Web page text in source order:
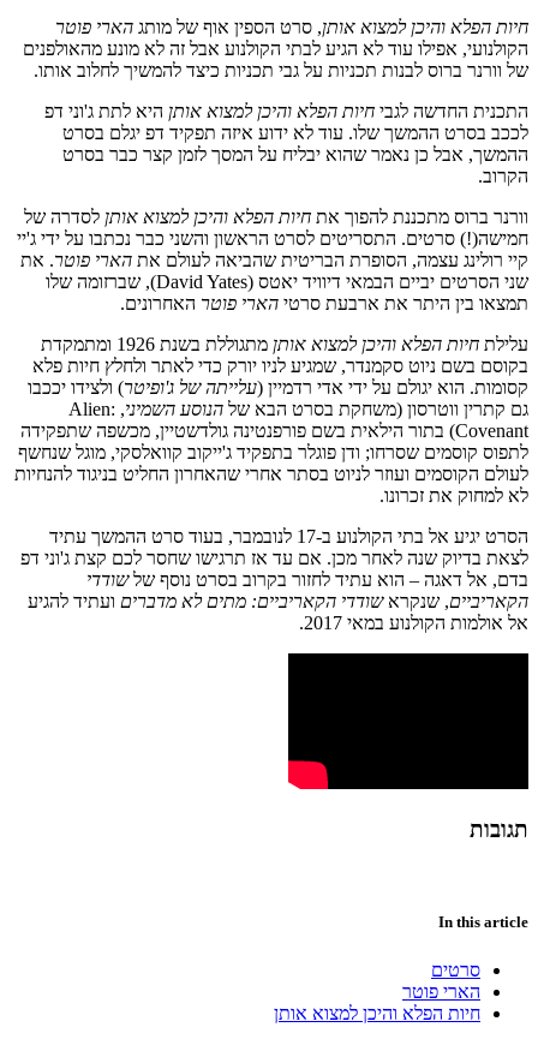
חיות הפלא והיכן למצוא אותן, סרט הספין אוף של מותג הארי פוטר
הקולנועי, אפילו עוד לא הגיע לבתי הקולנוע אבל זה לא מונע מהאולפנים
של וורנר ברוס לבנות תכניות על גבי תכניות כיצד להמשיך לחלוב אותו.
התכנית החדשה לגבי חיות הפלא והיכן למצוא אותן היא לתת ג'וני דפ
לככב בסרט ההמשך שלו. עוד לא ידוע איזה תפקיד דפ יגלם בסרט
ההמשך, אבל כן נאמר שהוא יבליח על המסך לזמן קצר כבר בסרט
הקרוב.
וורנר ברוס מתכננת להפוך את חיות הפלא והיכן למצוא אותן לסדרה של
חמישה(!) סרטים. התסריטים לסרט הראשון והשני כבר נכתבו על ידי ג'יי
קיי רולינג עצמה, הסופרת הבריטית שהביאה לעולם את הארי פוטר. את
שני הסרטים יביים הבמאי דיוויד יאטס (David Yates), שברזומה שלו
תמצאו בין היתר את ארבעת סרטי הארי פוטר האחרונים.
עלילת חיות הפלא והיכן למצוא אותן
מתגוללת בשנת 1926 ומתמקדת
בקוסם בשם ניוט סקמנדר, שמגיע לניו יורק כדי לאתר ולחלץ חיות פלא
קסומות. הוא יגולם על ידי אדי רדמיין (עלייתה של ג'ופיטר) ולצידו יככבו
גם קתרין ווטרסון (משחקת בסרט הבא של הנוסע השמיני , Alien:
Covenant) בתור הילאית בשם פורפנטינה גולדשטיין, מכשפה שתפקידה
לתפוס קוסמים שסרחו; ודן פוגלר בתפקיד ג'ייקוב קוואלסקי, מוגל שנחשף
לעולם הקוסמים ועוזר לניוט בסתר אחרי שהאחרון החליט בניגוד להנחיות
לא למחוק את זכרונו.
הסרט יגיע אל בתי הקולנוע ב-17 לנובמבר, בעוד סרט ההמשך עתיד
לצאת בדיוק שנה לאחר מכן. אם עד אז תרגישו שחסר לכם קצת ג'וני דפ
בדם, אל דאגה – הוא עתיד לחזור בקרוב בסרט נוסף שלשודדי
הקאריביים, שנקראשודדי הקאריביים: מתים לא מדברים ועתיד להגיע
אל אולמות הקולנוע במאי 2017.
תגובות
In this article
סרטים
הארי פוטר
חיות הפלא והיכן למצוא אותן